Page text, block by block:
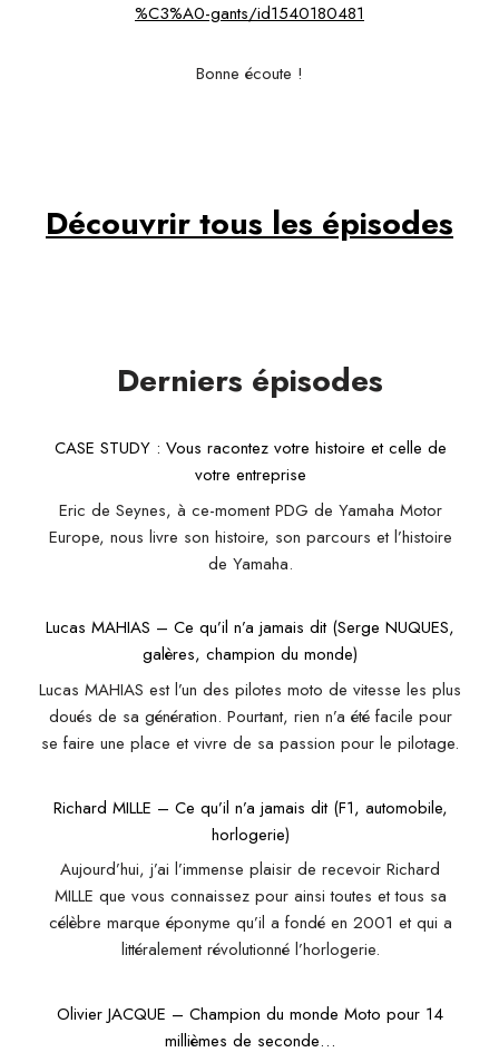
%C3%A0-gants/id1540180481
Bonne écoute !
Découvrir tous les épisodes
Derniers épisodes
CASE STUDY : Vous racontez votre histoire et celle de
votre entreprise
Eric de Seynes, à ce-moment PDG de Yamaha Motor
Europe, nous livre son histoire, son parcours et l’histoire
de Yamaha.
Lucas MAHIAS – Ce qu’il n’a jamais dit (Serge NUQUES,
galères, champion du monde)
Lucas MAHIAS est l’un des pilotes moto de vitesse les plus
doués de sa génération. Pourtant, rien n’a été facile pour
se faire une place et vivre de sa passion pour le pilotage.
Richard MILLE – Ce qu’il n’a jamais dit (F1, automobile,
horlogerie)
Aujourd’hui, j’ai l’immense plaisir de recevoir Richard
MILLE que vous connaissez pour ainsi toutes et tous sa
célèbre marque éponyme qu’il a fondé en 2001 et qui a
littéralement révolutionné l’horlogerie.
Olivier JACQUE – Champion du monde Moto pour 14
millièmes de seconde…